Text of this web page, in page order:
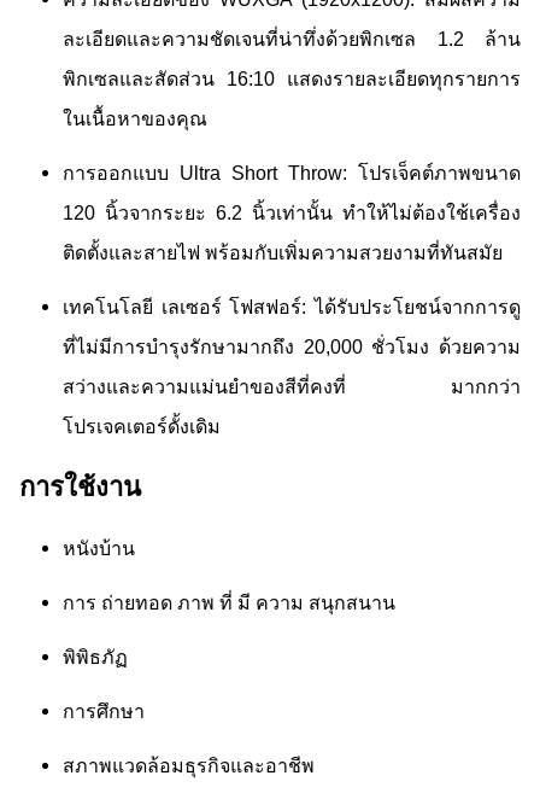
ละเอียดและความชัดเจนที่น่าทึ่งด้วยพิกเซล 1.2 ล้าน
พิกเซลและสัดส่วน 16:10 แสดงรายละเอียดทุกรายการ
ในเนื้อหาของคุณ
การออกแบบ Ultra Short Throw: โปรเจ็คต์ภาพขนาด
120 นิ้วจากระยะ 6.2 นิ้วเท่านั้น ทําให้ไม่ต้องใช้เครื่อง
ติดตั้งและสายไฟ พร้อมกับเพิ่มความสวยงามที่ทันสมัย
เทคโนโลยี เลเซอร์ โฟสฟอร์: ได้รับประโยชน์จากการดู
ที่ไม่มีการบํารุงรักษามากถึง 20,000 ชั่วโมง ด้วยความ
สว่างและความแม่นยําของสีที่คงที่ มากกว่า
โปรเจคเตอร์ดั้งเดิม
การใช้งาน
หนังบ้าน
การ ถ่ายทอด ภาพ ที่ มี ความ สนุกสนาน
พิพิธภัฏ
การศึกษา
สภาพแวดล้อมธุรกิจและอาชีพ